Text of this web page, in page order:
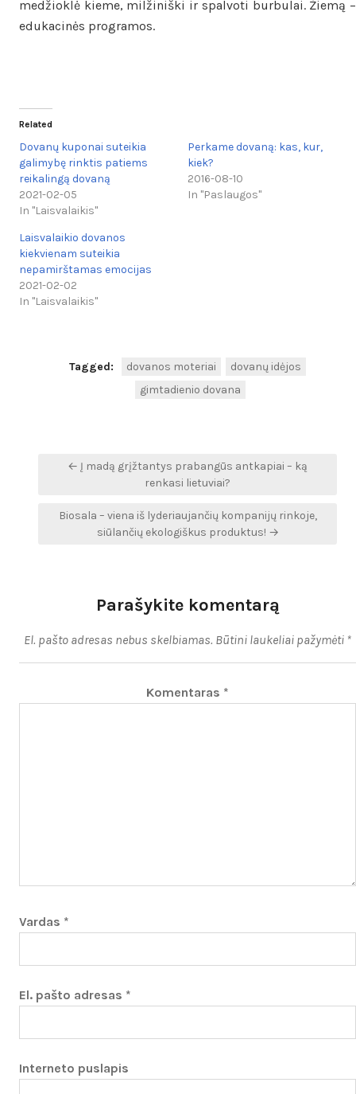
medžioklė kieme, milžiniški ir spalvoti burbulai. Žiemą –
edukacinės programos.
Related
Dovanų kuponai suteikia
galimybę rinktis patiems
reikalingą dovaną
2021-02-05
In "Laisvalaikis"
Perkame dovaną: kas, kur,
kiek?
2016-08-10
In "Paslaugos"
Laisvalaikio dovanos
kiekvienam suteikia
nepamirštamas emocijas
2021-02-02
In "Laisvalaikis"
Tagged: dovanos moteriai
dovanų idėjos
gimtadienio dovana
Navigacija
← Į madą grįžtantys prabangūs antkapiai – ką
renkasi lietuviai?
Biosala – viena iš lyderiaujančių kompanijų rinkoje,
siūlančių ekologiškus produktus! →
Parašykite komentarą
El. pašto adresas nebus skelbiamas. Būtini laukeliai pažymėti *
Komentaras *
Vardas *
El. pašto adresas *
Interneto puslapis